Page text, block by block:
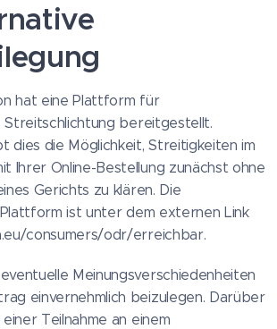
hat eine Plattform für
Streitschlichtung bereitgestellt.
dies die Möglichkeit, Streitigkeiten im
Ihrer Online-Bestellung zunächst ohne
Gerichts zu klären. Die
ist unter dem externen Link
consumers/odr/erreichbar.
Meinungsverschiedenheiten
einvernehmlich beizulegen. Darüber
Teilnahme an einem